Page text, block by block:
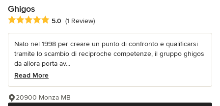
Ghigos
Average rating: 5 out of 5 stars
5.0 (1 Review)
Nato nel 1998 per creare un punto di confronto e qualificarsi
tramite lo scambio di reciproche competenze, il gruppo ghigos
da allora porta av...
Read More
20900 Monza MB